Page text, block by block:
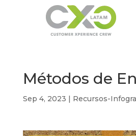
Métodos de
Sep 4, 2023 | Recursos-